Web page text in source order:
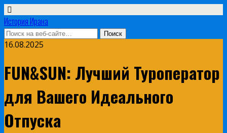
История Ирана
16.08.2025
FUN&SUN: Лучший Туроператор
для Вашего Идеального
Отпуска